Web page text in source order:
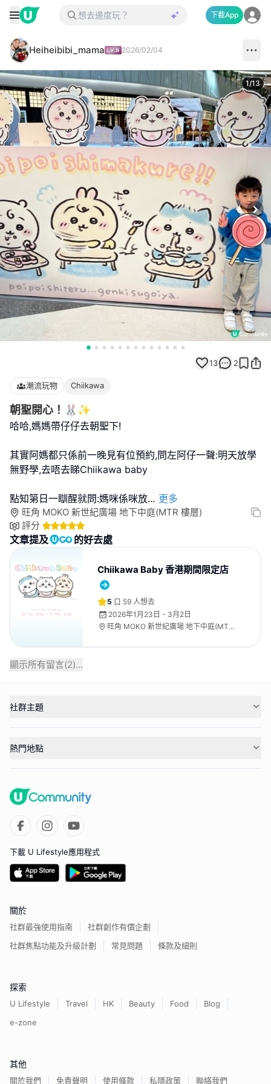
下載App
Heiheibibi_mama 2026/02/04
1/13
13 2
潮流玩物 Chiikawa
朝聖開心！🐰✨
哈哈,媽媽帶仔仔去朝聖下!
其實阿媽都只係前一晚見有位預約,問左阿仔一聲:明天放學
無野學,去唔去睇Chiikawa baby
點知第日一瞓醒就問:媽咪係咪放... 更多
旺角 MOKO 新世紀廣場 地下中庭(MTR 樓層)
評分
文章提及 的好去處
Chiikawa Baby 香港期間限定店
5 59 人想去
2026年1月23日 - 3月2日
旺角 MOKO 新世紀廣場 地下中庭(MTR
顯示所有留言(2)...
社群主題
熱門地點
下載 U Lifestyle應用程式
關於
社群最強使用指南
社群創作有價企劃
社群焦點功能及升級計劃
常見問題 條款及細則
探索
U Lifestyle Travel HK Beauty Food
Blog
e-zone
其他
關於我們 免責聲明 使用條款 私隱政策 聯絡我們